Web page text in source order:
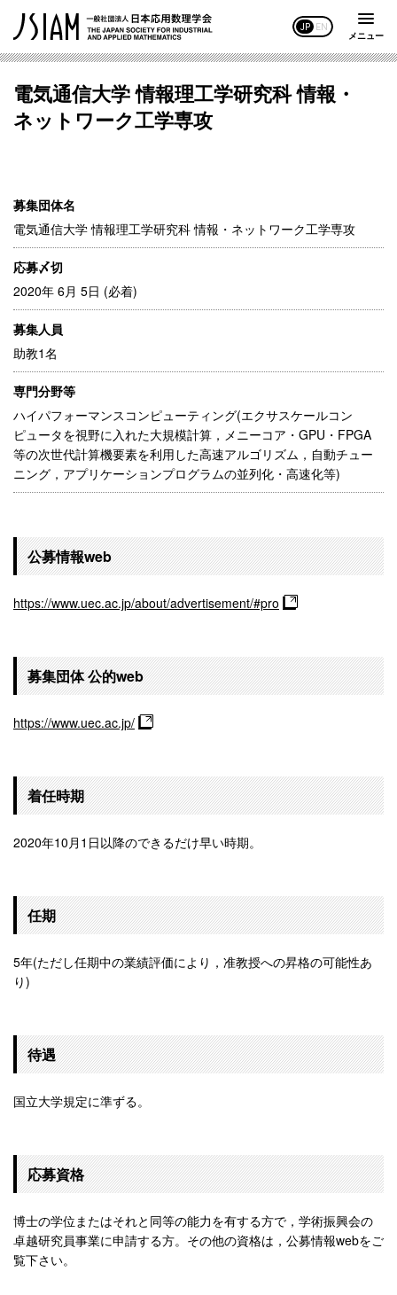
JP EN
メニュー
電気通信大学 情報理工学研究科 情報・
ネットワーク工学専攻
募集団体名
電気通信大学 情報理工学研究科 情報・ネットワーク工学専攻
応募〆切
2020年 6月 5日 (必着)
募集人員
助教1名
専門分野等
ハイパフォーマンスコンピューティング(エクサスケールコン
ピュータを視野に入れた大規模計算，メニーコア・GPU・FPGA
等の次世代計算機要素を利用した高速アルゴリズム，自動チュー
ニング，アプリケーションプログラムの並列化・高速化等)
公募情報web
https://www.uec.ac.jp/about/advertisement/#pro
募集団体 公的web
https://www.uec.ac.jp/
着任時期
2020年10月1日以降のできるだけ早い時期。
任期
5年(ただし任期中の業績評価により，准教授への昇格の可能性あ
り)
待遇
国立大学規定に準ずる。
応募資格
博士の学位またはそれと同等の能力を有する方で，学術振興会の
卓越研究員事業に申請する方。その他の資格は，公募情報webをご
覧下さい。